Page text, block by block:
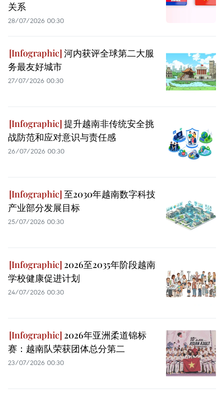
关系
28/07/2026 00:30
河内获评全球第二大服
务最友好城市
27/07/2026 00:30
提升越南非传统安全挑
战防范和应对意识与责任感
26/07/2026 00:30
至2030年越南数字科技
产业部分发展目标
25/07/2026 00:30
2026至2035年阶段越南
学校健康促进计划
24/07/2026 00:30
2026年亚洲柔道锦标
赛：越南队荣获团体总分第二
23/07/2026 00:30